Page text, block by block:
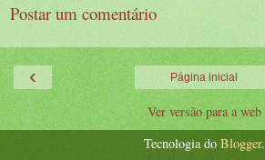
Postar um comentário
‹ Página inicial
Ver versão para a web
Tecnologia do Blogger.